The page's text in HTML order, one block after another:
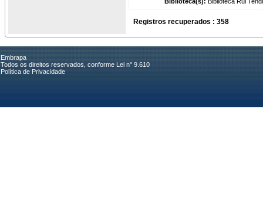
Registros recuperados : 358
Embrapa
Todos os direitos reservados, conforme Lei n° 9.610
Política de Privacidade